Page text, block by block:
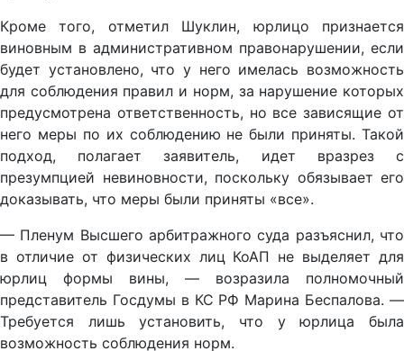
Кроме того, отметил Шуклин, юрлицо признается
виновным в административном правонарушении, если
будет установлено, что у него имелась возможность
для соблюдения правил и норм, за нарушение которых
предусмотрена ответственность, но все зависящие от
него меры по их соблюдению не были приняты. Такой
подход, полагает заявитель, идет вразрез с
презумпцией невиновности, поскольку обязывает его
доказывать, что меры были приняты «все».
— Пленум Высшего арбитражного суда разъяснил, что
в отличие от физических лиц КоАП не выделяет для
юрлиц формы вины, — возразила полномочный
представитель Госдумы в КС РФ Марина Беспалова. —
Требуется лишь установить, что у юрлица была
возможность соблюдения норм.